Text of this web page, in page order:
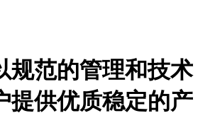
规范的管理和技术
提供优质稳定的产